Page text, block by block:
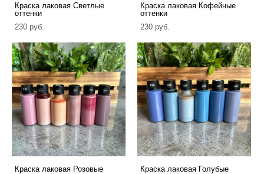
Краска лаковая Светлые
оттенки
230 pуб.
Краска лаковая Кофейные
оттенки
230 pуб.
Краска лаковая Розовые
Краска лаковая Голубые